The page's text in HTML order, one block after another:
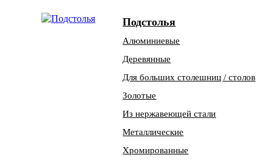
Подстолья
Алюминиевые
Деревянные
Для больших столешниц / столов
Золотые
Из нержавеющей стали
Металлические
Хромированные